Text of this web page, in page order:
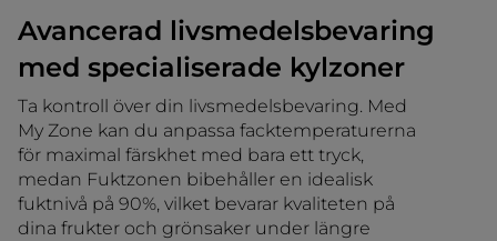
Avancerad livsmedelsbevaring
med specialiserade kylzoner
Ta kontroll över din livsmedelsbevaring. Med
My Zone kan du anpassa facktemperaturerna
för maximal färskhet med bara ett tryck,
medan Fuktzonen bibehåller en idealisk
fuktnivå på 90%, vilket bevarar kvaliteten på
dina frukter och grönsaker under längre